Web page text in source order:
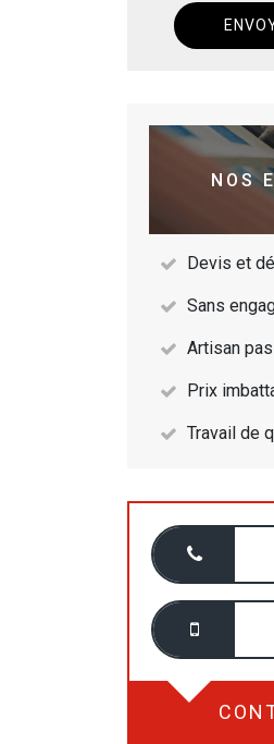
NOS
Devis et
Sans
Artisan
Prix
Travail de